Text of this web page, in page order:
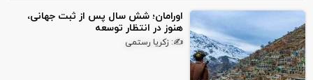
اورامان؛ شش سال پس از ثبت جهانی،
هنوز در انتظار توسعه
✍: زکریا رستمی